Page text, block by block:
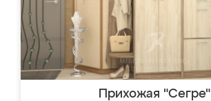
Прихожая "Сегре"